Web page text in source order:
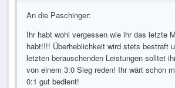
An die Paschinger:
Ihr habt wohl vergessen wie ihr das letzte
habt!!!! Überheblichkeit wird stets bestraft
letzten berauschenden Leistungen solltet
von einem 3:0 Sieg reden! Ihr wärt schon
0:1 gut bedient!